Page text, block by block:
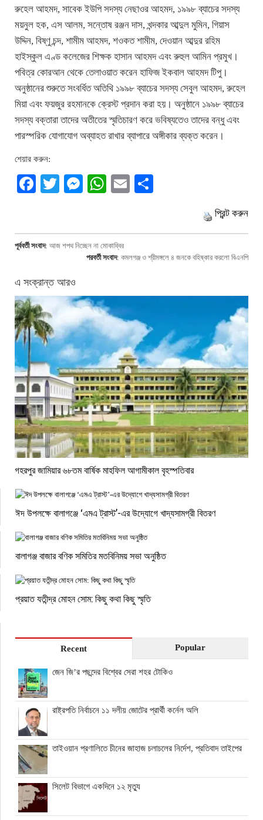
রুহেল আহমদ, সাবেক ইউপি সদস্য নেছাওর আহমদ, ১৯৯৮ ব্যাচের সদস্য
ময়নুল হক, এস আলম, সন্তোষ রঞ্জন দাস, খন্দকার আব্দুল মুমিন, গিয়াস
উদ্দিন, বিষ্ণু চন্দ, শামীম আহমদ, শওকত শামীম, দেওয়ান আব্দুর রহিম
হাইস্কুল এণ্ড কলেজের শিক্ষক হাসান আহমদ এবং রুহুল আমিন প্রমুখ।
পবিত্র কোরআন থেকে তেলাওয়াত করেন হাফিজ ইকবাল আহমদ টিপু।
অনুষ্ঠানের শুরুতে সংবর্ধিত অতিথি ১৯৯৮ ব্যাচের সদস্য সেবুল আহমদ, রুহেল
মিয়া এবং ফয়জুর রহমানকে ক্রেস্ট প্রদান করা হয়। অনুষ্ঠানে ১৯৯৮ ব্যাচের
সদস্য বক্তারা তাদের অতীতের স্মৃতিচারণ করে ভবিষ্যতেও তাদের বন্ধু এবং
পারস্পরিক যোগাযোগ অব্যাহত রাখার ব্যাপারে অঙ্গীকার ব্যক্ত করেন।
শেয়ার করুন:
Facebook
TwitterMessenger
WhatsApp
Email
প্রিন্ট করুন
পূর্ববর্তী সংবাদ: আজ শপথ নিচ্ছেন না মোকাব্বির
পরবর্তী সংবাদ: কমলগঞ্জ ও শ্রীমঙ্গলে ৪ জনকে বহিষ্কার করলো বিএনপি
এ সংক্রান্ত আরও
গহরপুর জামিয়ার ৬৮তম বার্ষিক মাহফিল আগামীকাল বৃহস্পতিবার
ঈদ উপলক্ষে বালাগঞ্জে ‘এমএ ট্রাস্ট’-এর উদ্যোগে খাদ্যসামগ্রী বিতরণ
বালাগঞ্জ বাজার বণিক সমিতির মতবিনিময় সভা অনুষ্ঠিত
প্রয়াত যতীন্দ্র মোহন সোম: কিছু কথা কিছু স্মৃতি
Recent Popular
জেন জি’র পছন্দের বিশ্বের সেরা শহর টোকিও
রাষ্ট্রপতি নির্বাচনে ১১ দলীয় জোটের প্রার্থী কর্নেল অলি
তাইওয়ান প্রণালিতে চীনের জাহাজ চলাচলের নির্দেশ, প্রতিবাদ তাইপের
সিলেট বিভাগে একদিনে ১২ মৃত্যু